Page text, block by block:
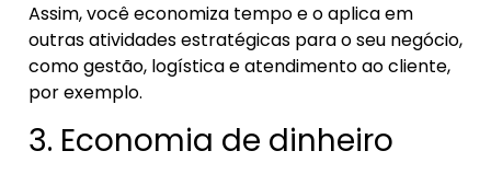
Assim, você economiza tempo e o aplica em
outras atividades estratégicas para o seu negócio,
como gestão, logística e atendimento ao cliente,
por exemplo.
3. Economia de dinheiro